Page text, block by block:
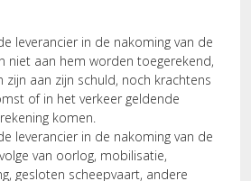
leverancier in de nakoming van de
niet aan hem worden toegerekend,
zijn aan zijn schuld, noch krachtens
of in het verkeer geldende
komen.
leverancier in de nakoming van de
van oorlog, mobilisatie,
gesloten scheepvaart, andere